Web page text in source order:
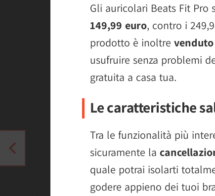
Gli auricolari Beats Fit Pro
149,99 euro, contro i
prodotto è inoltre
usufruire senza problemi
gratuita a casa tua.
Le caratteristiche
Tra le funzionalità più
sicuramente la
quale potrai isolarti
godere appieno dei tuoi